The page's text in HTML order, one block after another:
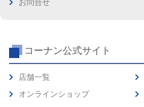
お問合せ
コーナン公式サイト
店舗一覧
オンラインショップ